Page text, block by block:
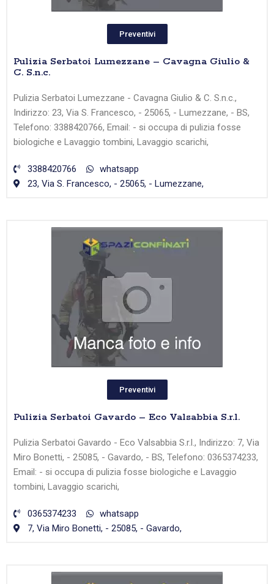
Preventivi
Pulizia Serbatoi Lumezzane – Cavagna Giulio &
C. S.n.c.
Pulizia Serbatoi Lumezzane - Cavagna Giulio & C. S.n.c.,
Indirizzo: 23, Via S. Francesco, - 25065, - Lumezzane, - BS,
Telefono: 3388420766, Email: - si occupa di pulizia fosse
biologiche e Lavaggio tombini, Lavaggio scarichi,
3388420766
whatsapp
23, Via S. Francesco, - 25065, - Lumezzane,
Preventivi
Pulizia Serbatoi Gavardo – Eco Valsabbia S.r.l.
Pulizia Serbatoi Gavardo - Eco Valsabbia S.r.l., Indirizzo: 7, Via
Miro Bonetti, - 25085, - Gavardo, - BS, Telefono: 0365374233,
Email: - si occupa di pulizia fosse biologiche e Lavaggio
tombini, Lavaggio scarichi,
0365374233
whatsapp
7, Via Miro Bonetti, - 25085, - Gavardo,